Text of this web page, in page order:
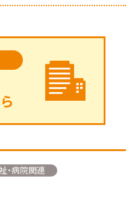
・病院関連